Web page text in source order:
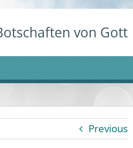
von Gott
Previous